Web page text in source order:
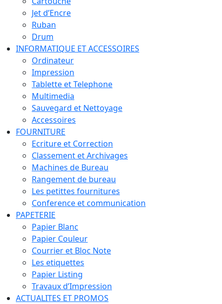
Jet d’Encre
Ruban
Drum
INFORMATIQUE ET ACCESSOIRES
Ordinateur
Impression
Tablette et Telephone
Multimedia
Sauvegard et Nettoyage
Accessoires
FOURNITURE
Ecriture et Correction
Classement et Archivages
Machines de Bureau
Rangement de bureau
Les petittes fournitures
Conference et communication
PAPETERIE
Papier Blanc
Papier Couleur
Courrier et Bloc Note
Les etiquettes
Papier Listing
Travaux d’Impression
ACTUALITES ET PROMOS